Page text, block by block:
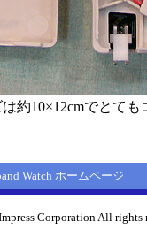
約10×12cmでとて
Watch ホームページ
Corporation All rights